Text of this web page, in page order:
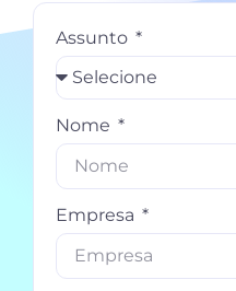
Assunto
Nome
Empresa